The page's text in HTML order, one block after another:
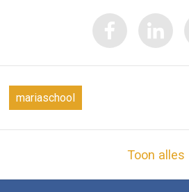
mariaschool
Toon alles